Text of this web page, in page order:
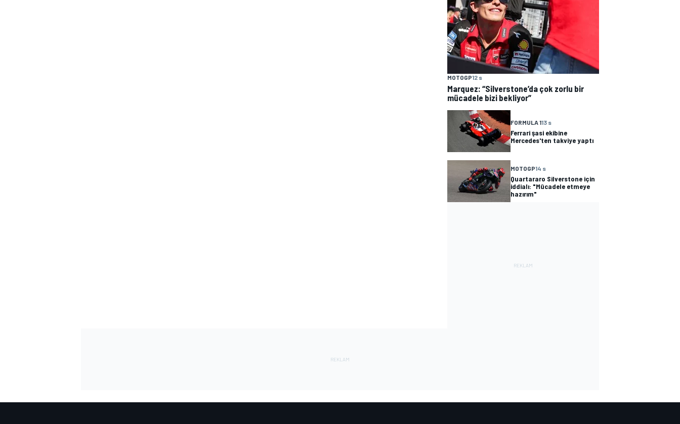
MOTOGP12 s
Marquez: “Silverstone’da çok zorlu bir
mücadele bizi bekliyor”
FORMULA 113 s
Ferrari şasi ekibine
Mercedes'ten takviye yaptı
MOTOGP14 s
Quartararo Silverstone için
iddialı: "Mücadele etmeye
hazırım"